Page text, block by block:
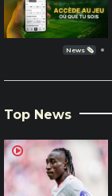
News 🗞️
Top News